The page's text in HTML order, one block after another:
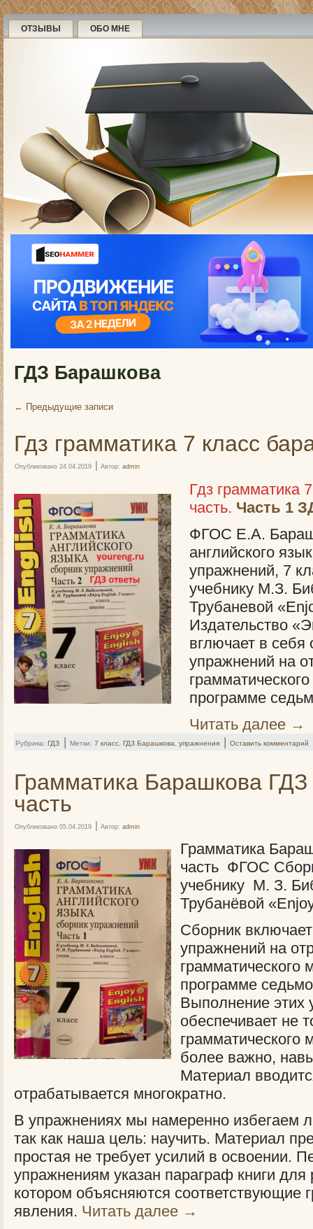
ОТЗЫВЫ ОБО МНЕ
ГДЗ Барашкова
← Предыдущие записи
Гдз грамматика 7 класс
Опубликовано 24.04.2019 | Автор: admin
Гдз грамматика
часть. Часть 1
ФГОС Е.А.
английского
упражнений, 7
учебнику М.З.
Трубаневой
Издательство
вглючает в себя
упражнений на
программе
Читать далее →
Рубрика: ГДЗ | Метки: 7 класс ГДЗ Барашкова упражнения | Оставить комментарий
Грамматика Барашкова ГДЗ
часть
Опубликовано 05.04.2019 | Автор: admin
Грамматика
часть ФГОС
учебнику М. З.
Трубанёвой
Сборник
упражнений на
грамматического
программе
Выполнение этих
обеспечивает не
грамматического
более важно,
Материал
отрабатывается многократно.
В упражнениях мы намеренно избегаем
так как наша цель: научить. Материал
простая не требует усилий в освоении.
упражнениям указан параграф книги для
котором объясняются соответствующие
явления. Читать далее →